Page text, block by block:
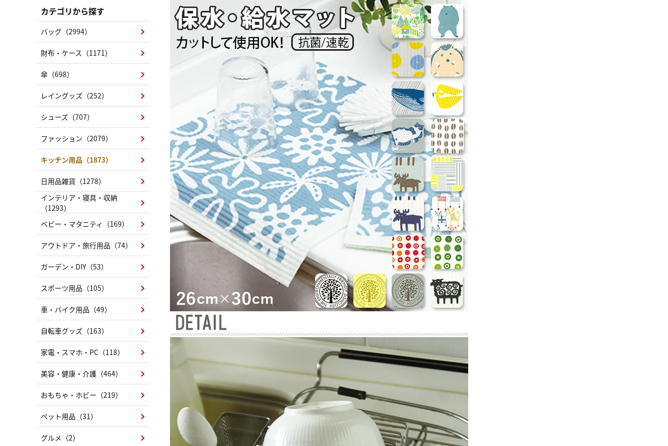
カテゴリから探す
バッグ（2994）
財布・ケース（1171）
傘（698）
レイングッズ（252）
シューズ（707）
ファッション（2079）
キッチン用品（1873）
日用品雑貨（1278）
インテリア・寝具・収納
（1293）
ベビー・マタニティ（169）
アウトドア・旅行用品（74）
ガーデン・DIY（53）
スポーツ用品（105）
車・バイク用品（49）
自転車グッズ（163）
家電・スマホ・PC（118）
美容・健康・介護（464）
おもちゃ・ホビー（219）
ペット用品（31）
グルメ（2）